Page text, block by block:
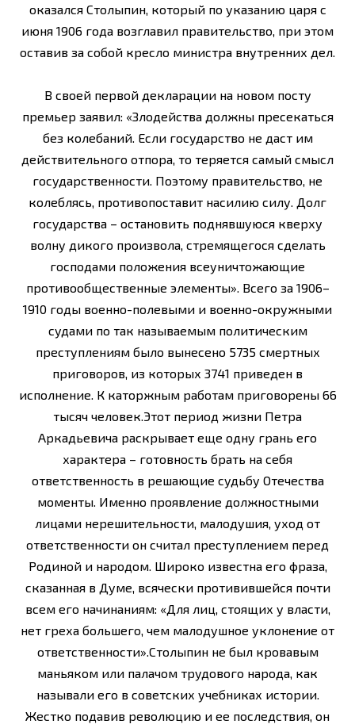
оказался Столыпин, который по указанию царя с
июня 1906 года возглавил правительство, при этом
оставив за собой кресло министра внутренних дел.
В своей первой декларации на новом посту
премьер заявил: «Злодейства должны пресекаться
без колебаний. Если государство не даст им
действительного отпора, то теряется самый смысл
государственности. Поэтому правительство, не
колеблясь, противопоставит насилию силу. Долг
государства – остановить поднявшуюся кверху
волну дикого произвола, стремящегося сделать
господами положения всеуничтожающие
противообщественные элементы». Всего за 1906–
1910 годы военно-полевыми и военно-окружными
судами по так называемым политическим
преступлениям было вынесено 5735 смертных
приговоров, из которых 3741 приведен в
исполнение. К каторжным работам приговорены 66
тысяч человек.Этот период жизни Петра
Аркадьевича раскрывает еще одну грань его
характера – готовность брать на себя
ответственность в решающие судьбу Отечества
моменты. Именно проявление должностными
лицами нерешительности, малодушия, уход от
ответственности он считал преступлением перед
Родиной и народом. Широко известна его фраза,
сказанная в Думе, всячески противившейся почти
всем его начинаниям: «Для лиц, стоящих у власти,
нет греха большего, чем малодушное уклонение от
ответственности».Столыпин не был кровавым
маньяком или палачом трудового народа, как
называли его в советских учебниках истории.
Жестко подавив революцию и ее последствия, он